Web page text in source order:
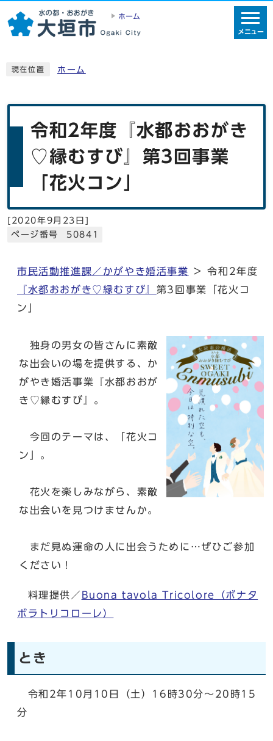
ホーム
メニュー
現在位置 ホーム
令和2年度『水都おおがき
♡縁むすび』第3回事業
「花火コン」
[ 2020年9月23日 ]
ページ番号 50841
市民活動推進課／かがやき婚活事業
＞ 令和2年度
『水都おおがき♡縁むすび』 第3回事業「花火コ
ン」
独身の男女の皆さんに素敵
な出会いの場を提供する、か
がやき婚活事業『水都おおが
き♡縁むすび』。
今回のテーマは、「花火コ
ン」。
花火を楽しみながら、素敵
な出会いを見つけませんか。
まだ見ぬ運命の人に出会うために…ぜひご参加
ください！
料理提供／ Buona tavola Tricolore（ボナタ
ボラトリコローレ）
とき
令和2年10月10日（土）16時30分～20時15
分